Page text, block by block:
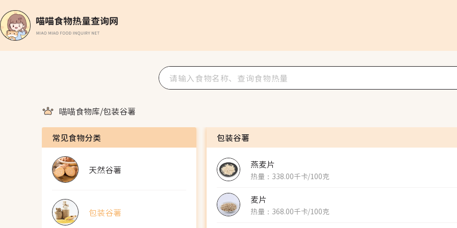
喵喵食物库/包装谷薯
常见食物分类
天然谷薯
包装谷薯
包装谷薯
燕麦片
热量：338.00千卡/100克
麦片
热量：368.00千卡/100克